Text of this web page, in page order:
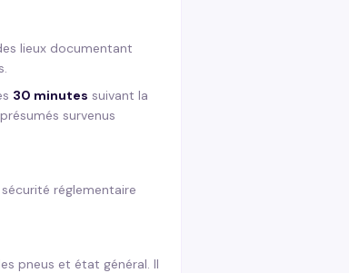
lieux documentant
30 minutes suivant la
survenus
réglementaire
pneus et état général. Il